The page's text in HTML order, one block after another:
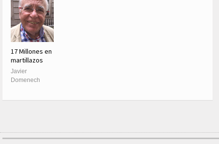
17 Millones en
martillazos
Javier
Domenech